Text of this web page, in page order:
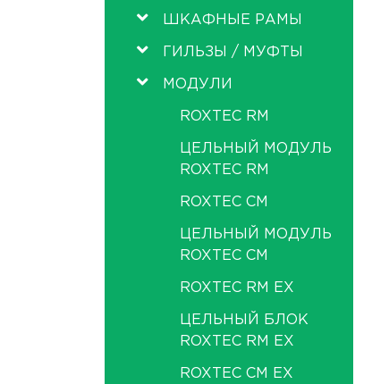
ШКАФНЫЕ РАМЫ
ГИЛЬЗЫ / МУФТЫ
МОДУЛИ
ROXTEC RM
ЦЕЛЬНЫЙ МОДУЛЬ
ROXTEC RM
ROXTEC СМ
ЦЕЛЬНЫЙ МОДУЛЬ
ROXTEC CM
ROXTEC RM EX
ЦЕЛЬНЫЙ БЛОК
ROXTEC RM EX
ROXTEC CM EX